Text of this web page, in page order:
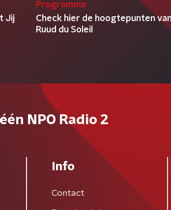
Jij
Programma
Check hier de hoogtepunten
Ruud du Soleil
NPO Radio 2
Info
Contact